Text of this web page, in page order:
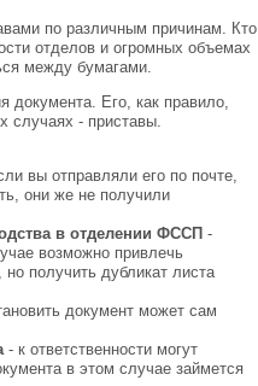
по различным причинам. Кто
отделов и огромных объемах
между бумагами.
документа. Его, как правило,
случаях - приставы.
вы отправляли его по почте,
они же не получили
в отделении ФССП -
возможно привлечь
но получить дубликат листа
документ может сам
- к ответственности могут
в этом случае займется